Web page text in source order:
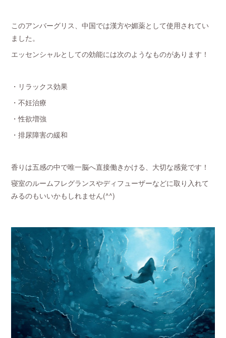
このアンバーグリス、中国では漢方や媚薬として使用されてい
ました。
エッセンシャルとしての効能には次のようなものがあります！
・リラックス効果
・不妊治療
・性欲増強
・排尿障害の緩和
香りは五感の中で唯一脳へ直接働きかける、大切な感覚です！
寝室のルームフレグランスやディフューザーなどに取り入れて
みるのもいいかもしれません(^^)